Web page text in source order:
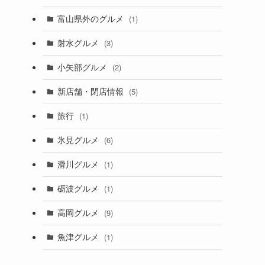
富山県外のグルメ (1)
射水グルメ (3)
小矢部グルメ (2)
新店舗・閉店情報 (5)
旅行 (1)
氷見グルメ (6)
滑川グルメ (1)
砺波グルメ (1)
高岡グルメ (9)
魚津グルメ (1)